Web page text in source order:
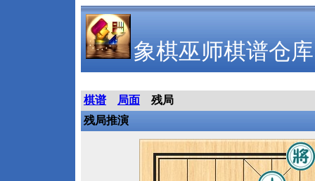
象棋巫师棋谱仓库
棋谱 局面
残局
残局推演